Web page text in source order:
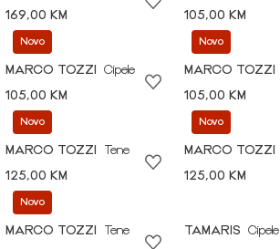
169,00 KM
105,00 KM
Novo
MARCO TOZZI
Cipele
105,00 KM
Novo
MARCO TOZZI
105,00 KM
Novo
MARCO TOZZI
Tene
125,00 KM
Novo
MARCO TOZZI
125,00 KM
Novo
MARCO TOZZI
Tene
TAMARIS
Cipele